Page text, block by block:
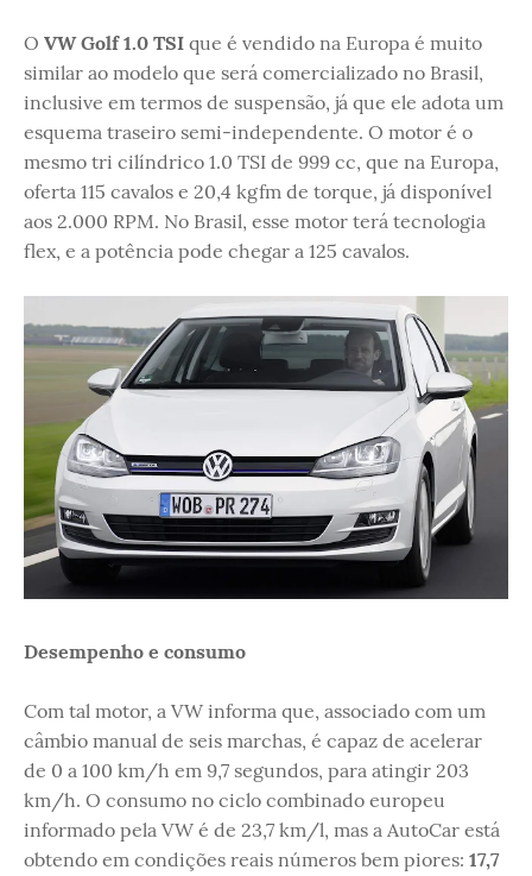
O VW Golf 1.0 TSI que é vendido na Europa é muito
similar ao modelo que será comercializado no Brasil,
inclusive em termos de suspensão, já que ele adota um
esquema traseiro semi-independente. O motor é o
mesmo tri cilíndrico 1.0 TSI de 999 cc, que na Europa,
oferta 115 cavalos e 20,4 kgfm de torque, já disponível
aos 2.000 RPM. No Brasil, esse motor terá tecnologia
flex, e a potência pode chegar a 125 cavalos.
Desempenho e consumo
Com tal motor, a VW informa que, associado com um
câmbio manual de seis marchas, é capaz de acelerar
de 0 a 100 km/h em 9,7 segundos, para atingir 203
km/h. O consumo no ciclo combinado europeu
informado pela VW é de 23,7 km/l, mas a AutoCar está
obtendo em condições reais números bem piores: 17,7